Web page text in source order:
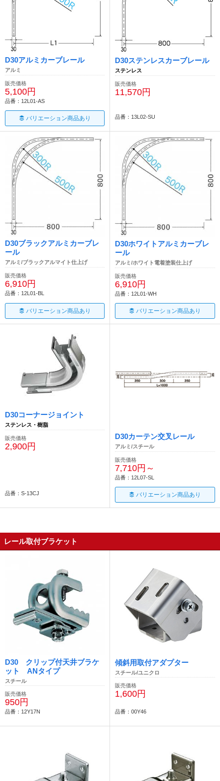
D30アルミカーブレール
アルミ
販売価格
5,100円
品番：12L01-AS
バリエーション商品あり
D30ステンレスカーブレール
ステンレス
販売価格
11,570円
品番：13L02-SU
D30ブラックアルミカーブレ
ール
アルミ/ブラックアルマイト仕上げ
販売価格
6,910円
品番：12L01-BL
バリエーション商品あり
D30ホワイトアルミカーブレ
ール
アルミ/ホワイト電着塗装仕上げ
販売価格
6,910円
品番：12L01-WH
バリエーション商品あり
D30コーナージョイント
ステンレス・樹脂
販売価格
2,900円
品番：S-13CJ
D30カーテン交叉レール
アルミ/スチール
販売価格
7,710円～
品番：12L07-SL
バリエーション商品あり
レール取付ブラケット
D30 クリップ付天井ブラケ
ット ANタイプ
スチール
販売価格
950円
品番：12Y17N
傾斜用取付アダプター
スチール/ユニクロ
販売価格
1,600円
品番：00Y46